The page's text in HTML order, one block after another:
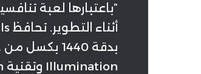
”باعتبارها لعبة